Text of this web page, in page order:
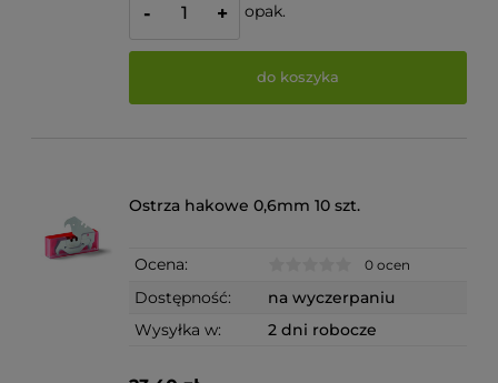
- + opak.
do koszyka
Ostrza hakowe 0,6mm 10 szt.
Ocena: 0 ocen
Dostępność:
na wyczerpaniu
Wysyłka w:
2 dni robocze